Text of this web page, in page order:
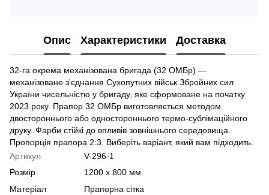
Опис Характеристики Доставка
32-га окрема механізована бригада (32 ОМБр) —
механізоване з'єднання Сухопутних військ Збройних сил
України чисельністю у бригаду, яке сформоване на початку
2023 року. Прапор 32 ОМБр виготовляється методом
двостороннього або одностороннього термо-сублімаційного
друку. Фарби стійкі до впливів зовнішнього середовища.
Пропорція прапора 2:3. Виберіть варіант, який вам підходить.
Артикул
V-296-1
Розмір
1200 х 800 мм
Матеріал
Прапорна сітка